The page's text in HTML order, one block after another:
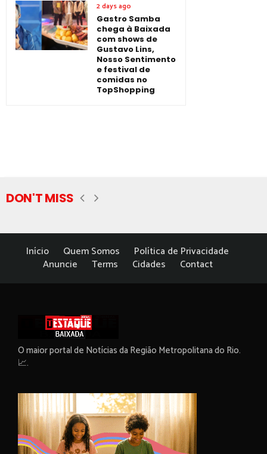
2 days ago
Gastro Samba
chega à Baixada
com shows de
Gustavo Lins,
Nosso Sentimento
e festival de
comidas no
TopShopping
DON'T MISS
Início Quem Somos
Política de Privacidade
Anuncie
Terms Cidades Contact
O maior portal de Notícias da Região Metropolitana do Rio.
📈.